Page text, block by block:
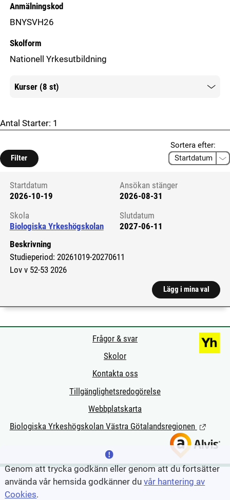
Anmälningskod
BNYSVH26
Skolform
Nationell Yrkesutbildning
Kurser (8 st)
Mer information
Antal Starter: 1
Filter
Sortera efter:
Kursstart 6116904
Startdatum
2026-10-19
Ansökan stänger
2026-08-31
Skola
Biologiska Yrkeshögskolan
Slutdatum
2027-06-11
Beskrivning
Studieperiod: 20261019-20270611
Lov v 52-53 2026
Lägg i mina val
Frågor & svar
Skolor
Kontakta oss
Tillgänglighetsredogörelse
Webbplatskarta
Biologiska Yrkeshögskolan Västra Götalandsregionen (Länk till
Genom att trycka godkänn eller genom att du fortsätter
använda vår hemsida godkänner duvår hantering av
Cookies.